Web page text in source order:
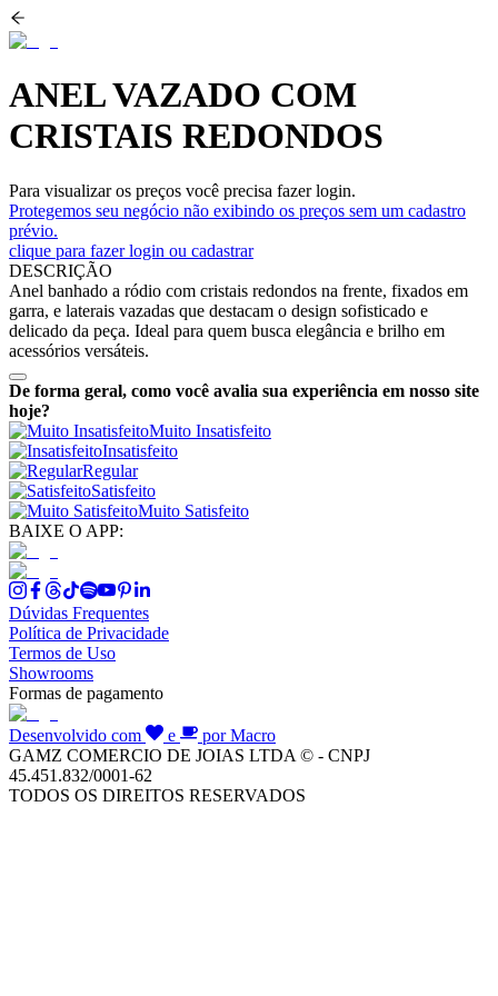
ANEL VAZADO COM
CRISTAIS REDONDOS
Para visualizar os preços você precisa fazer login.
Protegemos seu negócio não exibindo os preços sem um cadastro
prévio.
clique para fazer login ou cadastrar
DESCRIÇÃO
Anel banhado a ródio com cristais redondos na frente, fixados em
garra, e laterais vazadas que destacam o design sofisticado e
delicado da peça. Ideal para quem busca elegância e brilho em
acessórios versáteis.
De forma geral, como você avalia sua experiência em nosso site
hoje?
Muito Insatisfeito
Insatisfeito
Regular
Satisfeito
Muito Satisfeito
BAIXE O APP:
Dúvidas Frequentes
Política de Privacidade
Termos de Uso
Showrooms
Formas de pagamento
Desenvolvido com e
por Macro
GAMZ COMERCIO DE JOIAS LTDA © - CNPJ
45.451.832/0001-62
TODOS OS DIREITOS RESERVADOS